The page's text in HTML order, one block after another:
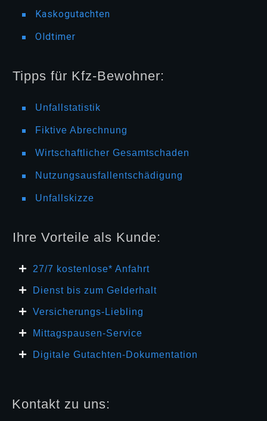
Kaskogutachten
Oldtimer
Tipps für Kfz-Bewohner:
Unfallstatistik
Fiktive Abrechnung
Wirtschaftlicher Gesamtschaden
Nutzungsausfallentschädigung
Unfallskizze
Ihre Vorteile als Kunde:
27/7 kosten lose* Anfahrt
Dienst bis zum Gelderhalt
Versicherungs-Liebling
Mittagspausen-Service
Digitale Gutachten-Dokumentation
Kontakt zu uns: